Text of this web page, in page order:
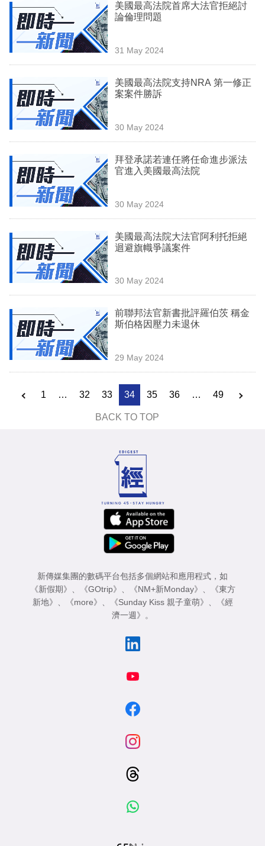
訂
閱
美國最高法院首席大法官拒絕討
論倫理問題
31 May 2024
美國最高法院支持NRA 第一修正
案案件勝訴
30 May 2024
拜登承諾若連任將任命進步派法
官進入美國最高法院
30 May 2024
美國最高法院大法官阿利托拒絕
迴避旗幟爭議案件
30 May 2024
前聯邦法官新書批評羅伯茨 稱金
斯伯格因壓力未退休
29 May 2024
1 … 32 33 34 35 36 … 49
BACK TO TOP
新傳媒集團的數碼平台包括多個網站和應用程式，如
《新假期》 、 《GOtrip》 、 《NM+新Monday》 、
《東方
新地》 、 《more》 、 《Sunday Kiss 親子童萌》 、
《經
濟一週》 。